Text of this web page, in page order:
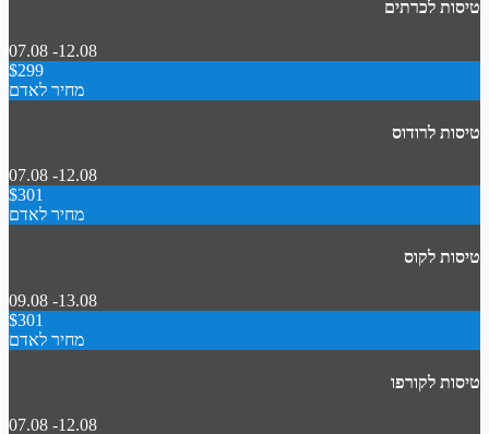
טיסות לכרתים
07.08 -12.08
$299
מחיר לאדם
טיסות לרודוס
07.08 -12.08
$301
מחיר לאדם
טיסות לקוס
09.08 -13.08
$301
מחיר לאדם
טיסות לקורפו
07.08 -12.08